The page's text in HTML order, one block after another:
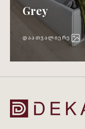
Grey
ᲓᲐᲐᲗᲕᲐᲚᲘᲔᲠᲔ